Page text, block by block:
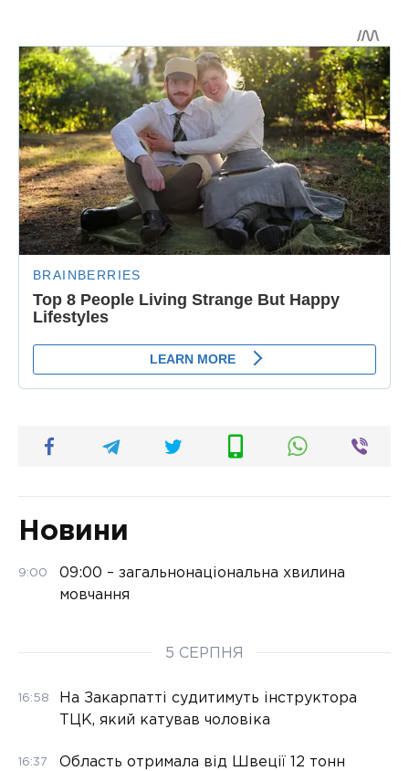
Новини
9:00
09:00 – загальнонаціональна хвилина
мовчання
5 СЕРПНЯ
16:58
На Закарпатті судитимуть інструктора
ТЦК, який катував чоловіка
16:37
Область отримала від Швеції 12 тонн